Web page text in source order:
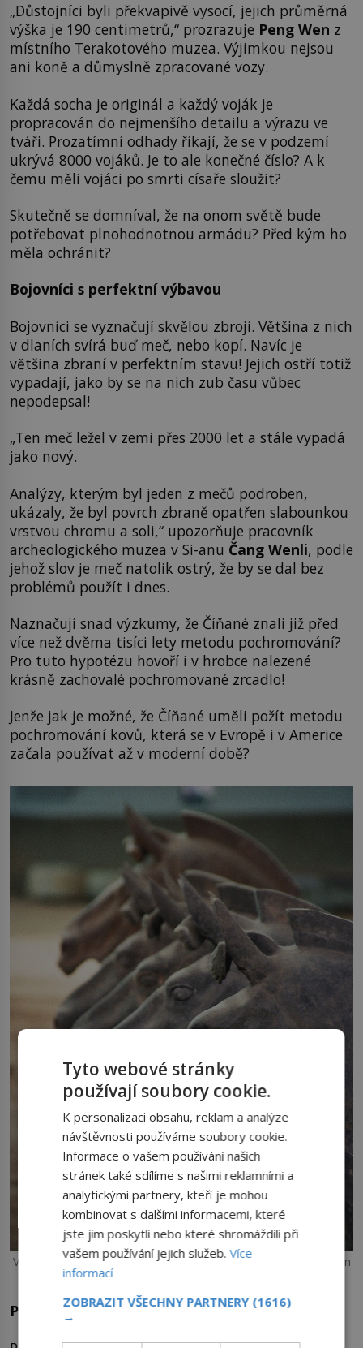
„Důstojníci byli překvapivě vysocí, jejich průměrná
výška je 190 centimetrů,“ prozrazuje Peng Wen z
místního Terakotového muzea. Výjimkou nejsou
ani koně a důmyslně zpracované vozy.
Každá socha je originál a každý voják je
propracován do nejmenšího detailu a výrazu ve
tváři. Prozatímní odhady říkají, že se v podzemí
ukrývá 8000 vojáků. Je to ale konečné číslo? A k
čemu měli vojáci po smrti císaře sloužit?
Skutečně se domníval, že na onom světě bude
potřebovat plnohodnotnou armádu? Před kým ho
měla ochránit?
Bojovníci s perfektní výbavou
Bojovníci se vyznačují skvělou zbrojí. Většina z nich
v dlaních svírá buď meč, nebo kopí. Navíc je
většina zbraní v perfektním stavu! Jejich ostří totiž
vypadají, jako by se na nich zub času vůbec
nepodepsal!
„Ten meč ležel v zemi přes 2000 let a stále vypadá
jako nový.
Analýzy, kterým byl jeden z mečů podroben,
ukázaly, že byl povrch zbraně opatřen slabounkou
vrstvou chromu a soli,“ upozorňuje pracovník
archeologického muzea v Si-anu Čang Wenli, podle
jehož slov je meč natolik ostrý, že by se dal bez
problémů použít i dnes.
Naznačují snad výzkumy, že Číňané znali již před
více než dvěma tisíci lety metodu pochromování?
Pro tuto hypotézu hovoří i v hrobce nalezené
krásně zachovalé pochromované zrcadlo!
Jenže jak je možné, že Číňané uměli požít metodu
pochromování kovů, která se v Evropě i v Americe
začala používat až v moderní době?
V terakotové armádě nechyběji ani věrné sochy koní. FOTO: Ian
and Wendy Sewell / Creative Commons / CC BY-SA 3.0
Paradox nesmrtelnosti
Tyto webové stránky
používají soubory cookie.
K personalizaci obsahu, reklam a analýze
návštěvnosti používáme soubory cookie.
Informace o vašem používání našich
stránek také sdílíme s našimi reklamními a
analytickými partnery, kteří je mohou
kombinovat s dalšími informacemi, které
jste jim poskytli nebo které shromáždili při
vašem používání jejich služeb.Více
informací
ZOBRAZIT VŠECHNY PARTNERY (1616)
→